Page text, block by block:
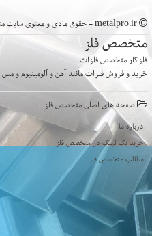
متخصص فلز
فلزکار متخصص فلزات
خرید و فروش فلزات مانند آهن و آلومینیوم و
صفحه های اصلی متخصص فلز
درباره ما
خرید بک لینک در متخصص فلز
مطالب متخصص فلز